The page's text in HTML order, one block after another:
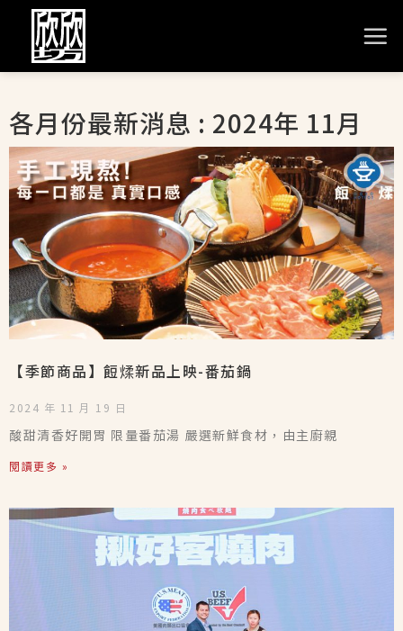
各月份最新消息 : 2024年 11月
【季節商品】餖煣新品上映-番茄鍋
2024 年 11 月 19 日
酸甜清香好開胃 限量番茄湯 嚴選新鮮食材，由主廚親
閱讀更多 »